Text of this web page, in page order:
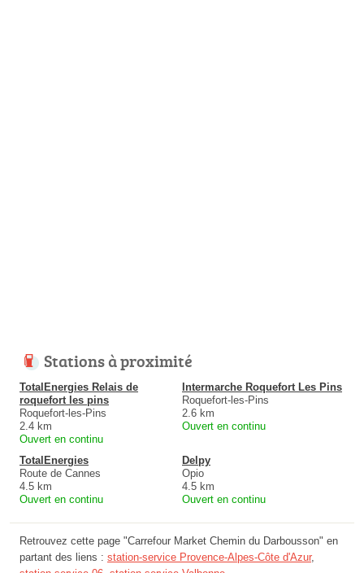
Stations à proximité
TotalEnergies Relais de
roquefort les pins
Roquefort-les-Pins
2.4 km
Ouvert en continu
Intermarche Roquefort Les Pins
Roquefort-les-Pins
2.6 km
Ouvert en continu
TotalEnergies
Route de Cannes
4.5 km
Ouvert en continu
Delpy
Opio
4.5 km
Ouvert en continu
Retrouvez cette page "Carrefour Market Chemin du Darbousson" en
partant des liens : station-service Provence-Alpes-Côte d'Azur,